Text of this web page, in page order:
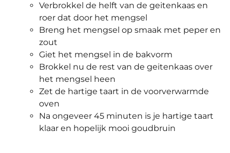
Verbrokkel de helft van de geitenkaas en
roer dat door het mengsel
Breng het mengsel op smaak met peper en
zout
Giet het mengsel in de bakvorm
Brokkel nu de rest van de geitenkaas over
het mengsel heen
Zet de hartige taart in de voorverwarmde
oven
Na ongeveer 45 minuten is je hartige taart
klaar en hopelijk mooi goudbruin